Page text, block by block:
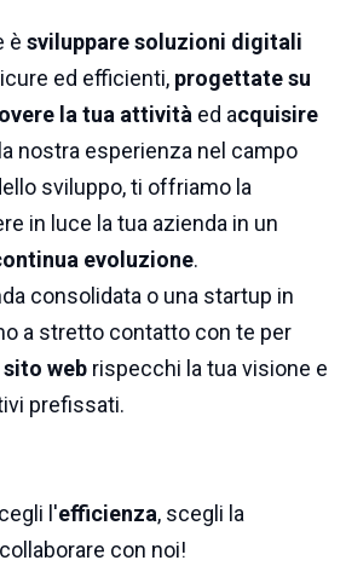
è sviluppare soluzioni digitali
ed efficienti, progettate su
la tua attività ed acquisire
nostra esperienza nel campo
sviluppo, ti offriamo la
in luce la tua azienda in un
evoluzione.
consolidata o una startup in
a stretto contatto con te per
sito web rispecchi la tua visione e
prefissati.
l'efficienza, scegli la
con noi!